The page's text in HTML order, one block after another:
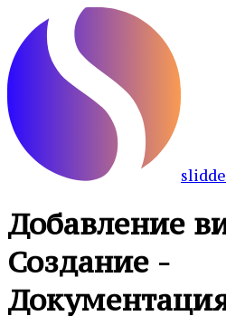
slidde
Добавление
Создание -